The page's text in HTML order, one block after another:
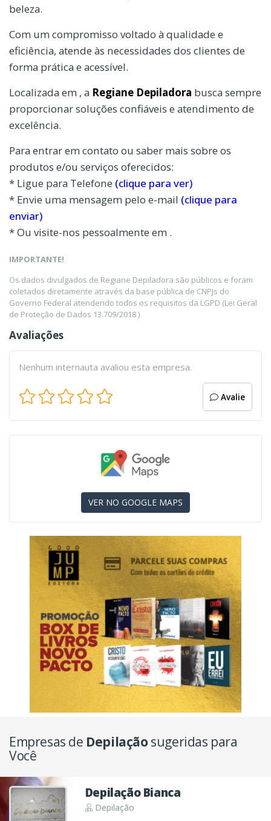
beleza.
Com um compromisso voltado à qualidade e
eficiência, atende às necessidades dos clientes de
forma prática e acessível.
Localizada em , a Regiane Depiladora busca sempre
proporcionar soluções confiáveis e atendimento de
excelência.
Para entrar em contato ou saber mais sobre os
produtos e/ou serviços oferecidos:
* Ligue para Telefone (clique para ver)
* Envie uma mensagem pelo e-mail (clique para
enviar)
* Ou visite-nos pessoalmente em .
IMPORTANTE!
Os dados divulgados de Regiane Depiladora são públicos e foram
coletados diretamente através da base pública de CNPJs do
Governo Federal atendendo todos os requisitos da LGPD (Lei Geral
de Proteção de Dados 13.709/2018 )
Avaliações
Nenhum internauta avaliou esta empresa.
Avalie
VER NO GOOGLE MAPS
Empresas de Depilaçãosugeridas para
Você
Depilação Bianca
Depilação